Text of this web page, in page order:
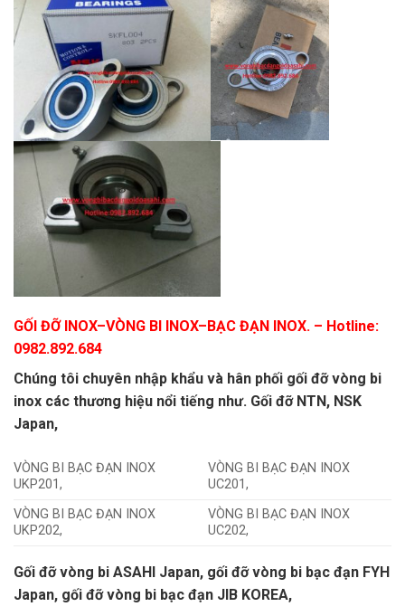
GỐI ĐỠ INOX–VÒNG BI INOX– BẠC ĐẠN INOX. – Hotline:
0982.892.684
Chúng tôi chuyên nhập khẩu và hân phối gối đỡ vòng bi
inox các thương hiệu nổi tiếng như. Gối đỡ NTN, NSK
Japan,
VÒNG BI BẠC ĐẠN INOX
UKP201,
VÒNG BI BẠC ĐẠN INOX
UC201,
VÒNG BI BẠC ĐẠN INOX
UKP202,
VÒNG BI BẠC ĐẠN INOX
UC202,
Gối đỡ vòng bi ASAHI Japan, gối đỡ vòng bi bạc đạn FYH
Japan, gối đỡ vòng bi bạc đạn JIB KOREA,